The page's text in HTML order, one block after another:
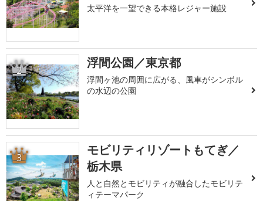
太平洋を一望できる本格レジャー施設
2 浮間公園／東京都
浮間ヶ池の周囲に広がる、風車がシンボル
の水辺の公園
3
モビリティリゾートもてぎ／
栃木県
人と自然とモビリティが融合したモビリテ
ィテーマパーク